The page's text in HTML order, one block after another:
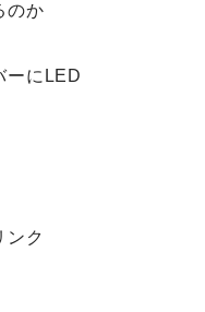
のか
ーにLED
ンク